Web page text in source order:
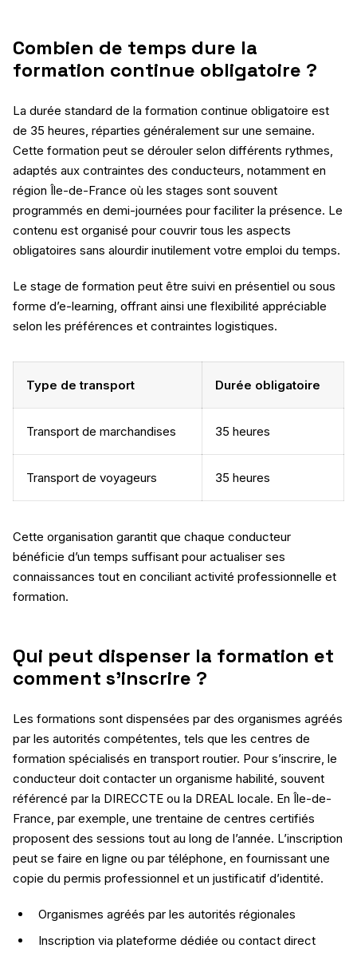
Combien de temps dure la
formation continue obligatoire ?
La durée standard de la formation continue obligatoire est
de 35 heures, réparties généralement sur une semaine.
Cette formation peut se dérouler selon différents rythmes,
adaptés aux contraintes des conducteurs, notamment en
région Île-de-France où les stages sont souvent
programmés en demi-journées pour faciliter la présence. Le
contenu est organisé pour couvrir tous les aspects
obligatoires sans alourdir inutilement votre emploi du temps.
Le stage de formation peut être suivi en présentiel ou sous
forme d’e-learning, offrant ainsi une flexibilité appréciable
selon les préférences et contraintes logistiques.
Type de transport Durée obligatoire
Transport de marchandises 35 heures
Transport de voyageurs 35 heures
Cette organisation garantit que chaque conducteur
bénéficie d’un temps suffisant pour actualiser ses
connaissances tout en conciliant activité professionnelle et
formation.
Qui peut dispenser la formation et
comment s’inscrire ?
Les formations sont dispensées par des organismes agréés
par les autorités compétentes, tels que les centres de
formation spécialisés en transport routier. Pour s’inscrire, le
conducteur doit contacter un organisme habilité, souvent
référencé par la DIRECCTE ou la DREAL locale. En Île-de-
France, par exemple, une trentaine de centres certifiés
proposent des sessions tout au long de l’année. L’inscription
peut se faire en ligne ou par téléphone, en fournissant une
copie du permis professionnel et un justificatif d’identité.
Organismes agréés par les autorités régionales
Inscription via plateforme dédiée ou contact direct